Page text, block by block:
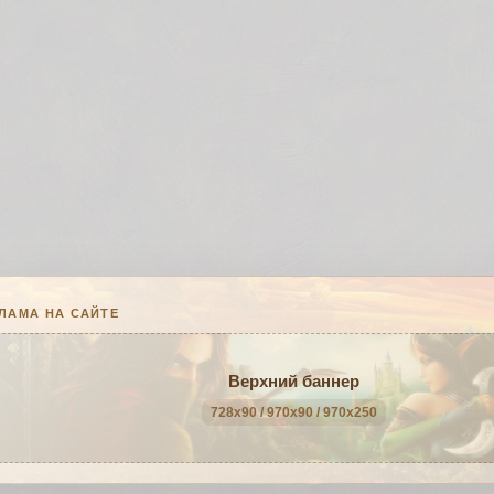
НА САЙТЕ
Верхний баннер
728x90 / 970x90 / 970x250